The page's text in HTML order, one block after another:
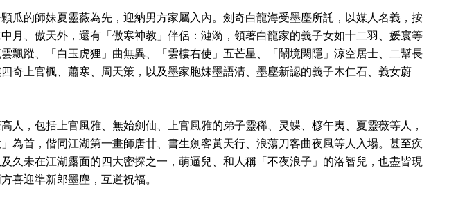
瓜的師妹夏靈薇為先，迎納男方家屬入內。劍奇白龍海受墨塵所託，以媒人名義，按
月、傲天外，還有「傲寒神教」伴侶：漣漪，領著白龍家的義子女如十二羽、媛寰等
飄蹤、「白玉虎狸」曲無異、「雲樓右使」五芒星、「鬧境閑隱」涼空居士、二幫長
奇上官楓、蕭寒、周天策，以及墨家胞妹墨語清、墨塵新認的義子木仁石、義女蔚
人，包括上官風雅、無始劍仙、上官風雅的弟子靈稀、灵蝶、楌午夷、夏靈薇等人，
為首，偕同江湖第一畫師唐廿、書生劍客黃天行、浪蕩刀客曲夜風等人入場。甚至疾
久未在江湖露面的四大密探之一，萌逼兒、和人稱「不夜浪子」的洛智兒，也盡皆現
喜迎準新郎墨塵，互道祝福。